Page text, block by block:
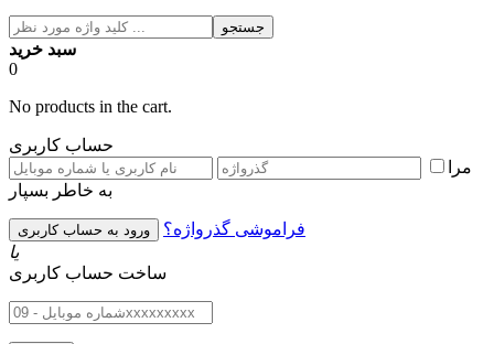
جستجو
سبد خرید
0
No products in the cart.
حساب کاربری
مرا
به خاطر بسپار
فراموشی گذرواژه؟
یا
ساخت حساب کاربری